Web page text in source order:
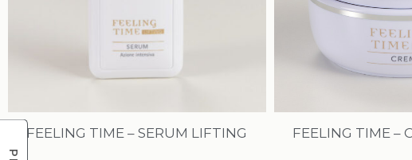
FEELING TIME – SERUM LIFTING FEELING TIME –